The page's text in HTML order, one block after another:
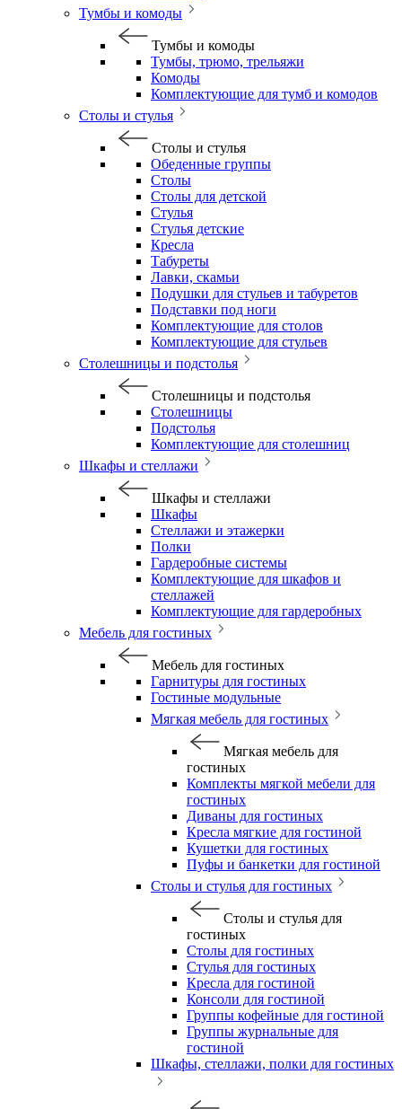
Тумбы и комоды
Тумбы и комоды
Тумбы, трюмо, трельяжи
Комоды
Комплектующие для тумб и комодов
Столы и стулья
Столы и стулья
Обеденные группы
Столы
Столы для детской
Стулья
Стулья детские
Кресла
Табуреты
Лавки, скамьи
Подушки для стульев и табуретов
Подставки под ноги
Комплектующие для столов
Комплектующие для стульев
Столешницы и подстолья
Столешницы и подстолья
Столешницы
Подстолья
Комплектующие для столешниц
Шкафы и стеллажи
Шкафы и стеллажи
Шкафы
Стеллажи и этажерки
Полки
Гардеробные системы
Комплектующие для шкафов и
стеллажей
Комплектующие для гардеробных
Мебель для гостиных
Мебель для гостиных
Гарнитуры для гостиных
Гостиные модульные
Мягкая мебель для гостиных
Мягкая мебель для
гостиных
Комплекты мягкой мебели для
гостиных
Диваны для гостиных
Кресла мягкие для гостиной
Кушетки для гостиных
Пуфы и банкетки для гостиной
Столы и стулья для гостиных
Столы и стулья для
гостиных
Столы для гостиных
Стулья для гостиных
Кресла для гостиной
Консоли для гостиной
Группы кофейные для гостиной
Группы журнальные для
гостиной
Шкафы, стеллажи, полки для гостиных